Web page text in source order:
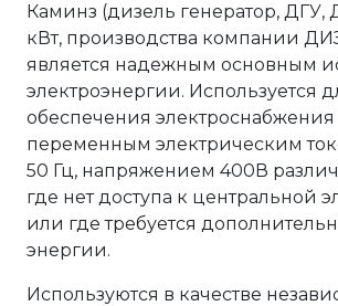
Каминз (дизель генератор, ДГУ,
кВт, производства компании
является надежным основным
электроэнергии. Используется
обеспечения
переменным электрическим
50 Гц, напряжением 400В
где нет доступа к центральной
или где требуется
энергии.
Используются в качестве